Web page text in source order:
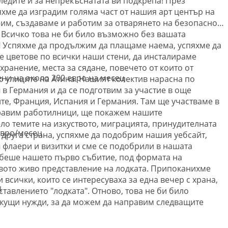
като колектив не само създаваме, но, като
и действаме за социална, политическа,
на обществото и света, водещи до промени,
Освен това участваме в много важни и
проекти и организации в хуманитарния сектор
и представяме нашия опит като критична обратна
и гледна точка относно хуманитарната помощ,
подкрепа сега?
нещо, което липсва на нашия колектив, както и
ни се е струвало, че носим къщата си наоколо,
дума на фарси, غربت ghorbat , и на арабски, الغربة,   al
по дома , носталгия по родината, неприятното
. Въпреки разселването, постоянната
поправим това чувство на ghorbat / al ghorba за себе
да изградим голяма част от нашия арт център на
създаваме и работим за отварянето на безопасно
това не би било възможно без вашата
да продължим да плащаме наема, успяхме да
цветове по всички наши стени, да инсталираме
места за сядане, повечето от които от
на Атина. Нашият колектив нарасна по
Германия и да се подготвим за участие в още
Франция, Испания и Германия. Там ще участваме в
работилници, ще покажем нашите
темите на изкуството, миграцията, принудителната
страна, успяхме да подобрим нашия уебсайт,
и визитки и сме се подобрили в нашата
нашето първо събитие, под формата на
живо представление на лодката. Припоканихме
които се интересуваха за една вечер с храна,
"лодката". Отново, това не би било
нужди, за да можем да направим следващите
на около 200 евро на месец
месец